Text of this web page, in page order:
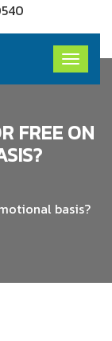
FREE ON
basis?